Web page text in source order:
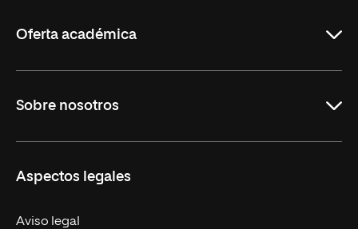
Oferta académica
Maestrías
Sobre nosotros
Trabaja en UNIR
Actualidad UNIR
Aspectos legales
Aviso legal